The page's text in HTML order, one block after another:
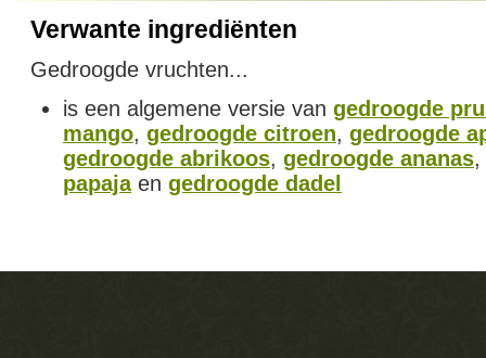
Verwante ingrediënten
Gedroogde vruchten...
is een algemene versie van gedroogde
mango, gedroogde citroen, gedroogde
gedroogde abrikoos, gedroogde ananas,
papajaen gedroogde dadel